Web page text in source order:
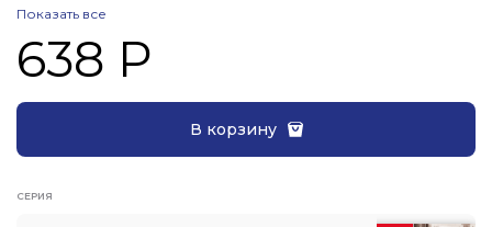
выдающимися русскими предпринимателями XIX — на­
чала XX века были как раз выходцы из старообрядцев —
знаменитые династии Морозовых и Рябушинских,
старообрядчество пустило на Русском Севере, долгие
годы служившем «запо­ведником» традиционной
Показать все
638 Р
В корзину
СЕРИЯ